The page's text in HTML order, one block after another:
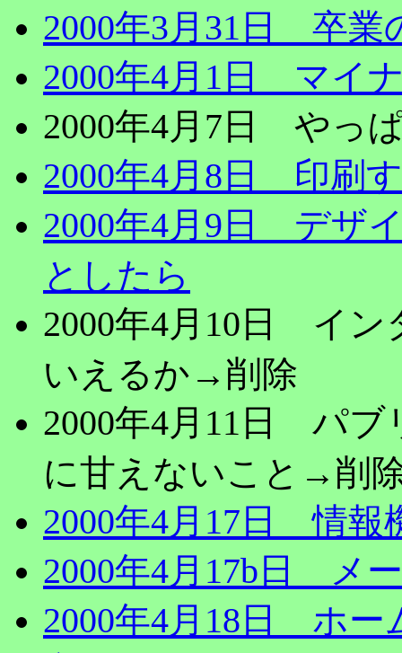
2000年3月31日 卒業
2000年4月1日 マイ
2000年4月7日 やっ
2000年4月8日 印刷
2000年4月9日 デザ
としたら
2000年4月10日 イン
いえるか→削除
2000年4月11日 パブ
に甘えないこと→削
2000年4月17日 情報
2000年4月17b日 メ
2000年4月18日 ホー